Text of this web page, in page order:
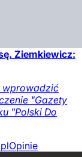
Ziemkiewicz:
wprowadzić
"Gazety
"Polski Do
Opinie